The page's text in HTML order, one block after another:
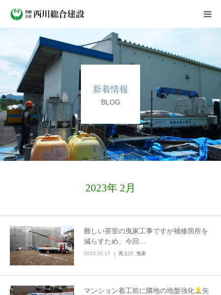
新着情報
BLOG
2023年 2月
難しい茶室の曳家工事ですが補修箇所を
減らすため、今回…
2023.02.17 嵩上げ 曳家
マンション着工前に隣地の地盤強化
矢
会社案内
事業紹介
施工実績
新着情報
よくある質問
LINEでのお問い合わせ